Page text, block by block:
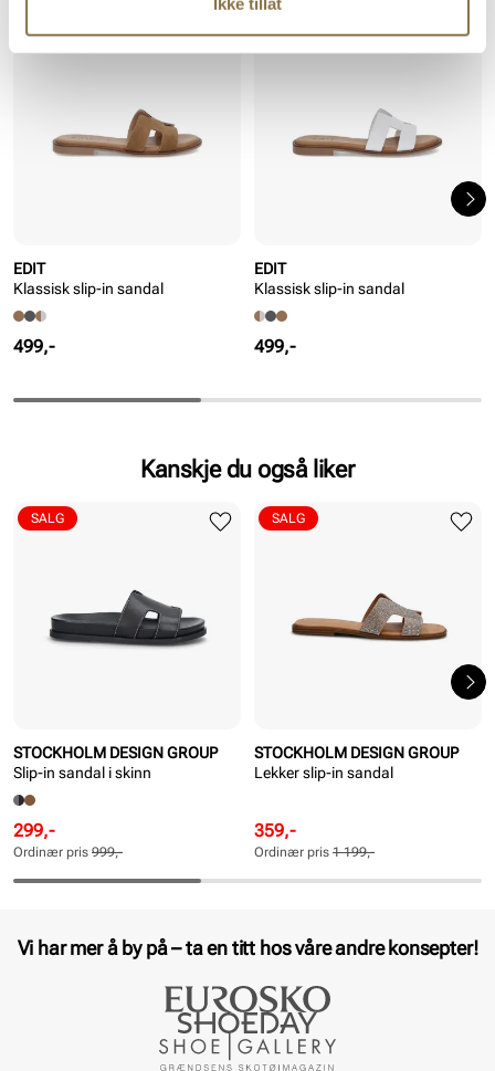
EDIT
Klassisk slip-in sandal
Pris
499,-
EDIT
Klassisk slip-in sandal
Pris
499,-
Kanskje du også liker
STOCKHOLM DESIGN GROUP
Slip-in sandal i skinn
Rabattert
pris
Pris
299,-
Ordinær
pris
Pris
Ordinær pris 999,-
SALG
STOCKHOLM DESIGN GROUP
Lekker slip-in sandal
Rabattert
pris
Pris
359,-
Ordinær
pris
Pris
Ordinær pris 1 199,-
SALG
Vi har mer å by på – ta en titt hos våre andre konsepter!